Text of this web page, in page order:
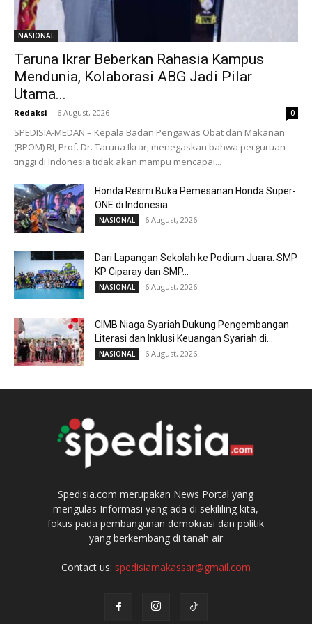
NASIONAL
Taruna Ikrar Beberkan Rahasia Kampus
Mendunia, Kolaborasi ABG Jadi Pilar
Utama...
Redaksi - 6 August, 2026 0
SPEDISIA-MEDAN – Kepala Badan Pengawas Obat dan Makanan
(BPOM) RI, Prof. Dr. Taruna Ikrar, menegaskan bahwa perguruan
tinggi di Indonesia tidak akan mampu mencapai...
Honda Resmi Buka Pemesanan Honda Super-
ONE di Indonesia
NASIONAL 6 August, 2026
Dari Lapangan Sekolah ke Podium Juara: SMP
KP Ciparay dan SMP...
NASIONAL 6 August, 2026
CIMB Niaga Syariah Dukung Pengembangan
Literasi dan Inklusi Keuangan Syariah di...
NASIONAL 6 August, 2026
Spedisia.com merupakan News Portal yang
mengulas Informasi yang ada di sekililing kita,
fokus pada pembangunan demokrasi dan politik
yang berkembang di tanah air
Contact us: spedisiamakassar@gmail.com